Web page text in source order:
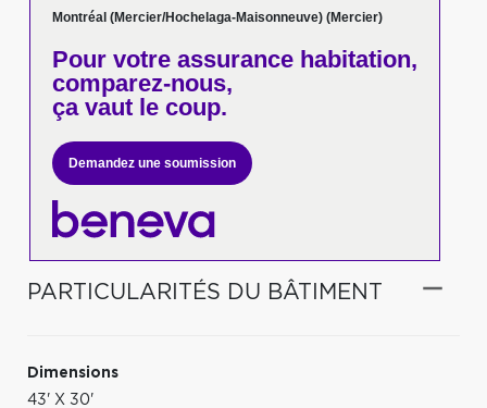
Montréal (Mercier/Hochelaga-Maisonneuve) (Mercier)
Pour votreassurance habitation,
comparez-nous,
ça vaut le coup.
Demandez une soumission
PARTICULARITÉS DU BÂTIMENT
Dimensions
43' X 30'